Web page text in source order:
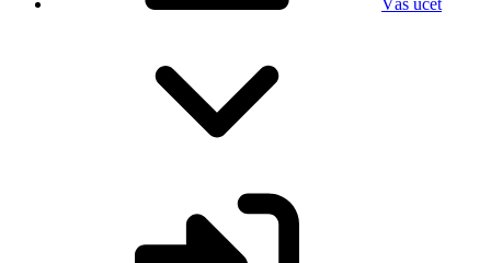
Váš účet